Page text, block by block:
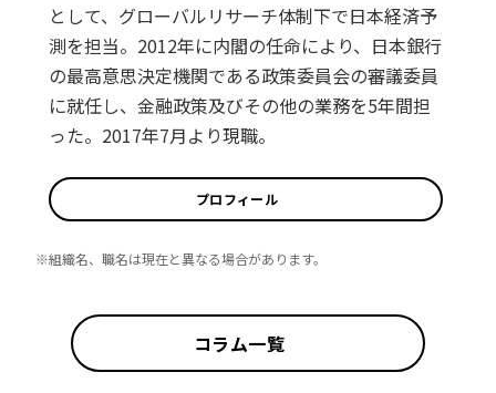
として、グローバルリサーチ体制下で日本経済予
測を担当。2012年に内閣の任命により、日本銀行
の最高意思決定機関である政策委員会の審議委員
に就任し、金融政策及びその他の業務を5年間担
った。2017年7月より現職。
プロフィール
※組織名、職名は現在と異なる場合があります。
コラム一覧